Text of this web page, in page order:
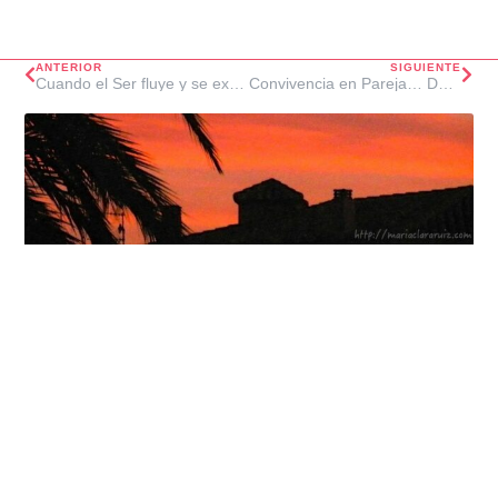
ANTERIOR
Cuando el Ser fluye y se expresa
SIGUIENTE
Convivencia en Pareja… Después de la Distancia